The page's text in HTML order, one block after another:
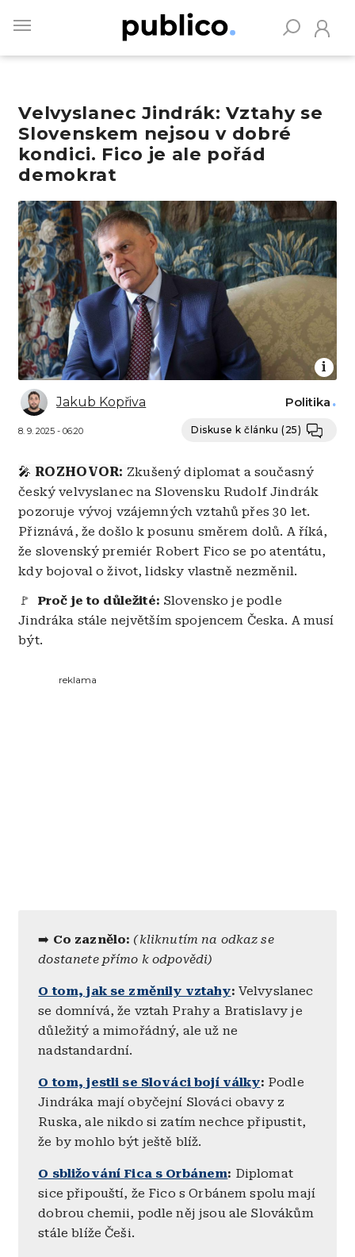
main
Velvyslanec Jindrák: Vztahy se
Slovenskem nejsou v dobré
kondici. Fico je ale pořád
demokrat
Obrázek
Jakub Kopřiva
8. 9. 2025 - 06:20
Politika
Diskuse k článku(25)
🎤 ROZHOVOR: Zkušený diplomat a současný
český velvyslanec na Slovensku Rudolf Jindrák
pozoruje vývoj vzájemných vztahů přes 30 let.
Přiznává, že došlo k posunu směrem dolů. A říká,
že slovenský premiér Robert Fico se po atentátu,
kdy bojoval o život, lidsky vlastně nezměnil.
🚩 Proč je to důležité: Slovensko je podle
Jindráka stále největším spojencem Česka. A musí
být.
reklama
➡️ Co zaznělo: (kliknutím na odkaz se
dostanete přímo k odpovědi)
O tom, jak se změnily vztahy: Velvyslanec
se domnívá, že vztah Prahy a Bratislavy je
důležitý a mimořádný, ale už ne
nadstandardní.
O tom, jestli se Slováci bojí války: Podle
Jindráka mají obyčejní Slováci obavy z
Ruska, ale nikdo si zatím nechce připustit,
že by mohlo být ještě blíž.
O sbližování Fica s Orbánem: Diplomat
sice připouští, že Fico s Orbánem spolu mají
dobrou chemii, podle něj jsou ale Slovákům
stále blíže Češi.
Vyhledávejte na Publiku